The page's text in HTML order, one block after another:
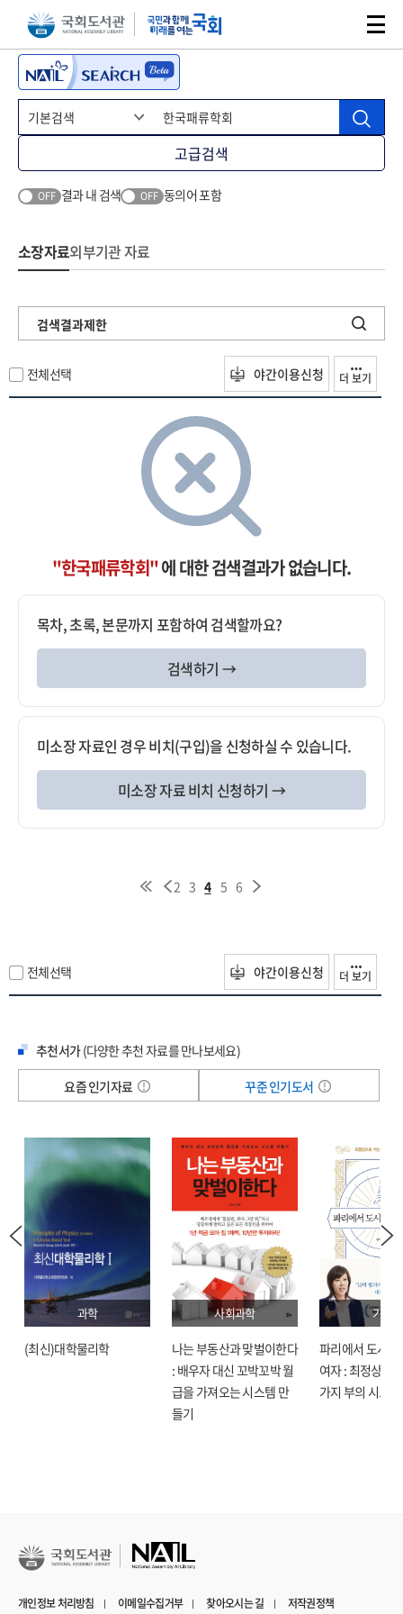
본문 바로가기주메뉴 바로가기
고급검색
OFF 결과 내 검색 OFF 동의어 포함
소장자료외부기관 자료
검색결과제한
전체선택 야간이용신청 더 보기
"한국패류학회"에 대한 검색결과가 없습니다.
목차, 초록, 본문까지 포함하여 검색할까요?
검색하기 →
미소장 자료인 경우 비치(구입)을 신청하실 수 있습니다.
미소장 자료 비치 신청하기 →
2 3 4 5 6
전체선택 야간이용신청 더 보기
추천서가(다양한 추천 자료를 만나보세요)
요즘 인기자료
꾸준 인기도서
과학
(최신)대학물리학
사회과학
나는 부동산과 맞벌이한다
: 배우자 대신 꼬박꼬박 월
급을 가져오는 시스템 만
들기
기술
파리에서 도시락
여자 : 최정상으
가지 부의 시크릿
개인정보 처리방침 이메일수집거부 찾아오시는 길 저작권정책